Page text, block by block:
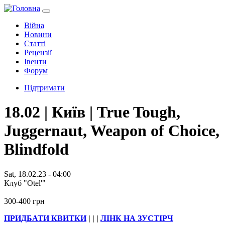
Війна
Новини
Статті
Рецензії
Івенти
Форум
Підтримати
18.02 | Київ | True Tough,
Juggernaut, Weapon of Choice,
Blindfold
Sat, 18.02.23 - 04:00
Клуб "Otel'"
300-400 грн
ПРИДБАТИ КВИТКИ| | | ЛІНК НА ЗУСТІРЧ